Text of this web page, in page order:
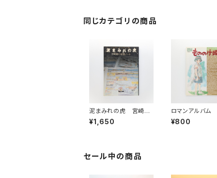
同じカテゴリの商品
泥まみれの虎 宮崎駿
の妄想ノート
¥1,650
ロマンアルバム
のけ姫
¥800
セール中の商品